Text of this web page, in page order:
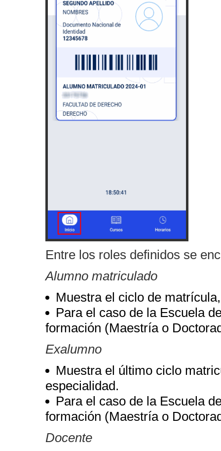
Entre los roles definidos se
Alumno matriculado
Muestra el ciclo de
Para el caso de la Escuela
formación (Maestría o
Exalumno
Muestra el último ciclo
especialidad.
Para el caso de la Escuela
formación (Maestría o
Docente